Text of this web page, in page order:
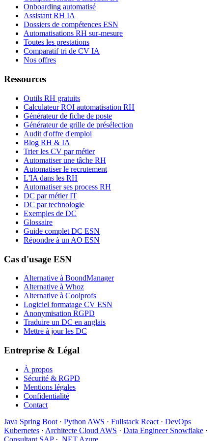
Onboarding automatisé
Assistant RH IA
Dossiers de compétences ESN
Automatisations RH sur-mesure
Toutes les prestations
Comparatif tri de CV IA
Nos offres
Ressources
Outils RH gratuits
Calculateur ROI automatisation RH
Générateur de fiche de poste
Générateur de grille de présélection
Audit d'offre d'emploi
Blog RH & IA
Trier les CV par métier
Automatiser une tâche RH
Automatiser le recrutement
L'IA dans les RH
Automatiser ses process RH
DC par métier IT
DC par technologie
Exemples de DC
Glossaire
Guide complet DC ESN
Répondre à un AO ESN
Cas d'usage ESN
Alternative à BoondManager
Alternative à Whoz
Alternative à Coolprofs
Logiciel formatage CV ESN
Anonymisation RGPD
Traduire un DC en anglais
Mettre à jour les DC
Entreprise & Légal
À propos
Sécurité & RGPD
Mentions légales
Confidentialité
Contact
Java Spring Boot · Python AWS · Fullstack React · DevOps
Kubernetes · Architecte Cloud AWS · Data Engineer Snowflake ·
Consultant SAP· .NET Azure